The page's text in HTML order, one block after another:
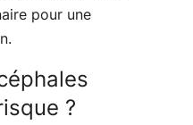
pour une
?